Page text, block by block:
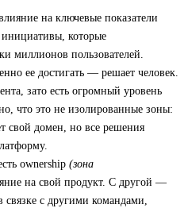
на ключевые показатели
инициативы, которые
миллионов пользователей.
ее достигать — решает человек.
зато есть огромный уровень
что это не изолированные зоны:
свой домен, но все решения
ownership (зона
на свой продукт. С другой —
связке с другими командами,